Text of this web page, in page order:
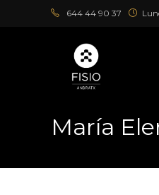
644 44 90 37
María